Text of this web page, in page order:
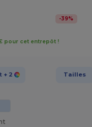
-39%
pour cet entrepôt !
+ 2 Tailles